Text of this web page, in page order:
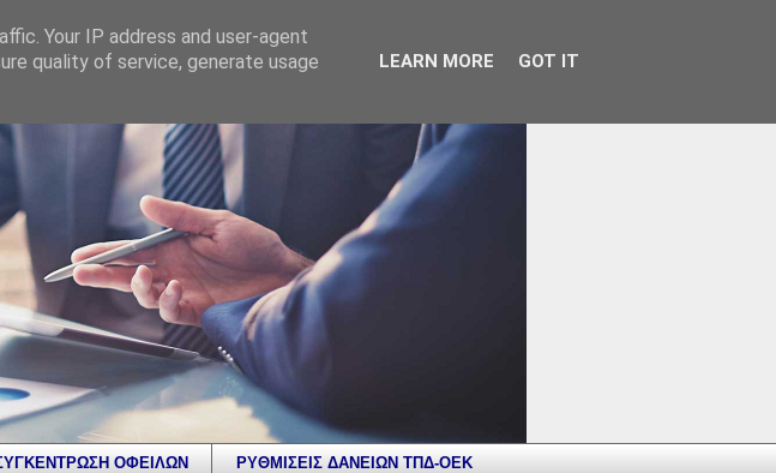
ΟΦΕΙΛΩΝ ΡΥΘΜΙΣΕΙΣ ΔΑΝΕΙΩΝ ΤΠΔ-ΟΕΚ
Your IP address and user-agent
quality of service, generate usage
LEARN MORE GOT IT